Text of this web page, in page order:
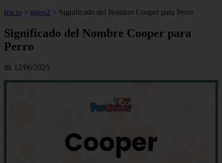
Inicio > gatos2 > Significado del Nombre Cooper para Perro
Significado del Nombre Cooper para
Perro
📅 12/06/2025